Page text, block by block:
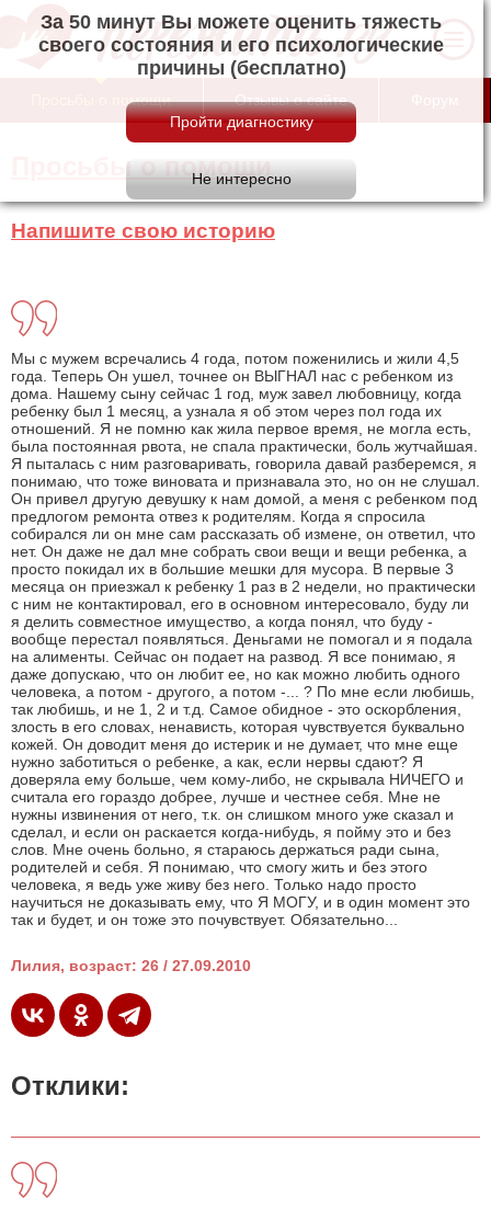
За 50 минут Вы можете оценить тяжесть
своего состояния и его психологические
причины (бесплатно)
Просьбы о помощи Отзывы о сайте
Просьбы о помощи
Напишите свою историю
Мы с мужем всречались 4 года, потом поженились и жили 4,5
года. Теперь Он ушел, точнее он ВЫГНАЛ нас с ребенком из
дома. Нашему сыну сейчас 1 год, муж завел любовницу, когда
ребенку был 1 месяц, а узнала я об этом через пол года их
отношений. Я не помню как жила первое время, не могла есть,
была постоянная рвота, не спала практически, боль жутчайшая.
Я пыталась с ним разговаривать, говорила давай разберемся, я
понимаю, что тоже виновата и признавала это, но он не слушал.
Он привел другую девушку к нам домой, а меня с ребенком под
предлогом ремонта отвез к родителям. Когда я спросила
собирался ли он мне сам рассказать об измене, он ответил, что
нет. Он даже не дал мне собрать свои вещи и вещи ребенка, а
просто покидал их в большие мешки для мусора. В первые 3
месяца он приезжал к ребенку 1 раз в 2 недели, но практически
с ним не контактировал, его в основном интересовало, буду ли
я делить совместное имущество, а когда понял, что буду -
вообще перестал появляться. Деньгами не помогал и я подала
на алименты. Сейчас он подает на развод. Я все понимаю, я
даже допускаю, что он любит ее, но как можно любить одного
человека, а потом - другого, а потом -... ? По мне если любишь,
так любишь, и не 1, 2 и т.д. Самое обидное - это оскорбления,
злость в его словах, ненависть, которая чувствуется буквально
кожей. Он доводит меня до истерик и не думает, что мне еще
нужно заботиться о ребенке, а как, если нервы сдают? Я
доверяла ему больше, чем кому-либо, не скрывала НИЧЕГО и
считала его гораздо добрее, лучше и честнее себя. Мне не
нужны извинения от него, т.к. он слишком много уже сказал и
сделал, и если он раскается когда-нибудь, я пойму это и без
слов. Мне очень больно, я стараюсь держаться ради сына,
родителей и себя. Я понимаю, что смогу жить и без этого
человека, я ведь уже живу без него. Только надо просто
научиться не доказывать ему, что Я МОГУ, и в один момент это
так и будет, и он тоже это почувствует. Обязательно...
Лилия, возраст: 26 / 27.09.2010
Отклики: